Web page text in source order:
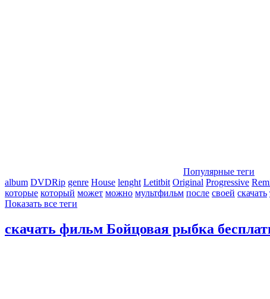
Популярные теги
album DVDRip genre House lenght Letitbit Original Progressive
которые который может можно мультфильм после своей скачать
Показать все теги
скачать фильм Бойцовая рыбка